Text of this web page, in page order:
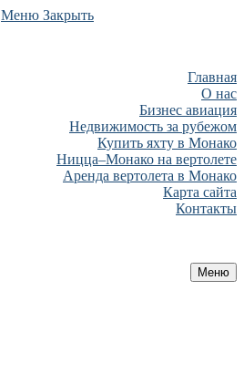
Меню Закрыть
Главная
О нас
Бизнес авиация
Недвижимость за рубежом
Купить яхту в Монако
Ницца–Монако на вертолете
Аренда вертолета в Монако
Карта сайта
Контакты
Меню